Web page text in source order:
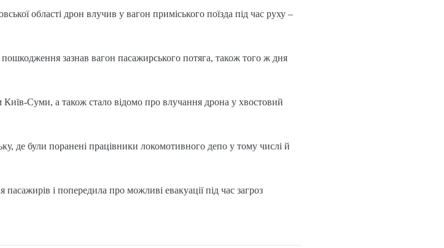
області дрон влучив у вагон приміського поїзда під час руху –
зазнав вагон пасажирського потяга, також того ж дня
Суми, а також стало відомо про влучання дрона у хвостовий
де були поранені працівники локомотивного депо у тому числі й
і попередила про можливі евакуації під час загроз